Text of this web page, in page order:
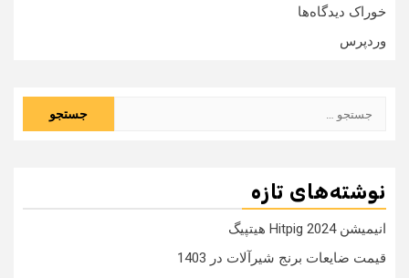
خوراک دیدگاه‌ها
وردپرس
نوشته‌های تازه
انیمیشن Hitpig 2024 هیتپیگ
قیمت ضایعات برنج شیرآلات در 1403